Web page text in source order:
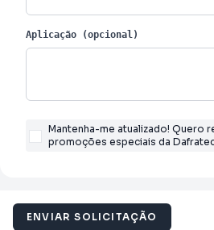
Aplicação (opcional)
Mantenha-me atualizado! Quero
promoções especiais da
ENVIAR SOLICITAÇÃO